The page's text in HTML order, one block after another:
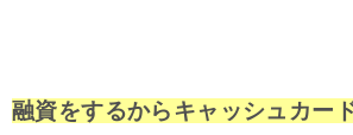
融資をするからキャッシュカー